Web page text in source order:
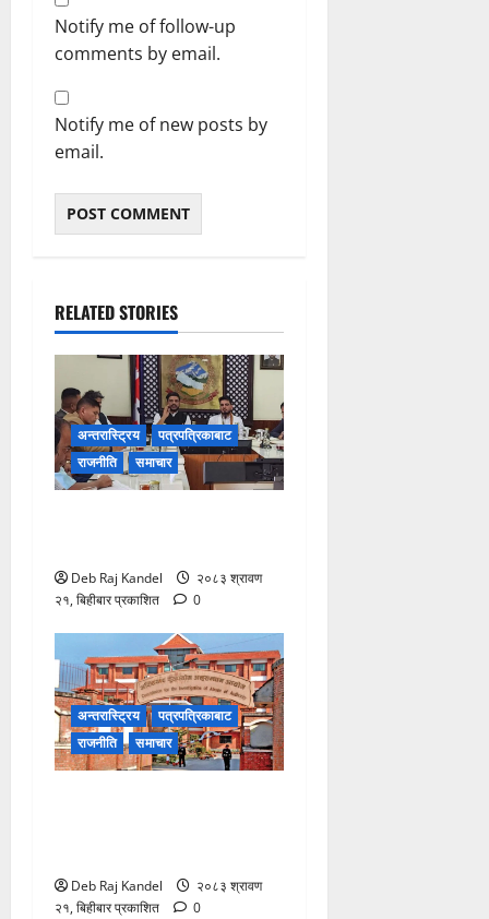
Notify me of follow-up
comments by email.
Notify me of new posts by
email.
RELATED STORIES
अन्तरास्ट्रिय
पत्रपत्रिकाबाट
राजनीति
समाचार
Deb Raj Kandel
२०८३ श्रावण
२१, बिहीबार प्रकाशित
0
अन्तरास्ट्रिय
पत्रपत्रिकाबाट
राजनीति
समाचार
Deb Raj Kandel
२०८३ श्रावण
२१, बिहीबार प्रकाशित
0